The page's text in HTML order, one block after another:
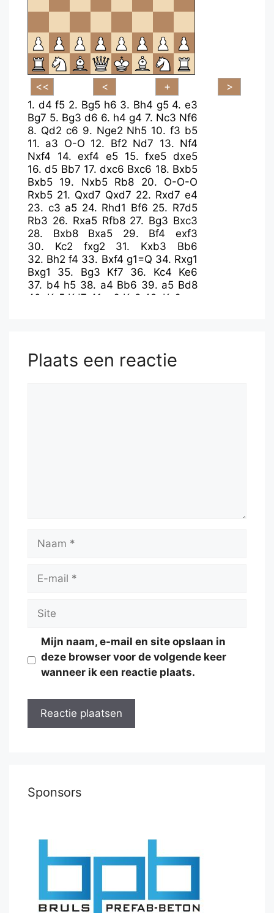
1. d4 f5 2. Bg5 h6 3. Bh4 g5 4.e3
Bg7 5. Bg3 d6 6. h4 g4 7. Nc3 Nf6
8. Qd2 c6 9. Nge2 Nh5 10.f3 b5
11. a3 O-O 12. Bf2 Nd7 13. Nf4
Nxf4
14.exf4 e5 15.fxe5 dxe5
16.d5 Bb7 17.dxc6 Bxc6 18. Bxb5
Bxb5 19. Nxb5 Rb8 20. O-O-O
Rxb5 21. Qxd7 Qxd7 22. Rxd7 e4
23. c3 a5 24. Rhd1 Bf6 25. R7d5
Rb3 26. Rxa5 Rfb8 27. Bg3 Bxc3
28. Bxb8 Bxa5 29. Bf4
exf3
30. Kc2 fxg2 31. Kxb3
Bb6
32. Bh2 f4 33. Bxf4 g1=Q 34. Rxg1
Bxg1
35. Bg3 Kf7 36. Kc4
Ke6
37. b4 h5 38. a4 Bb6 39. a5 Bd8
40. Kc5 Kd7 41. a6 Kc8 42. Kc6
Plaats een reactie
Naam
Site
Mijn naam, e-mail en site opslaan in
deze browser voor de volgende keer
wanneer ik een reactie plaats.
Sponsors